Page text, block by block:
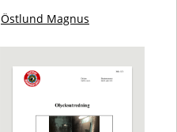
Östlund Magnus